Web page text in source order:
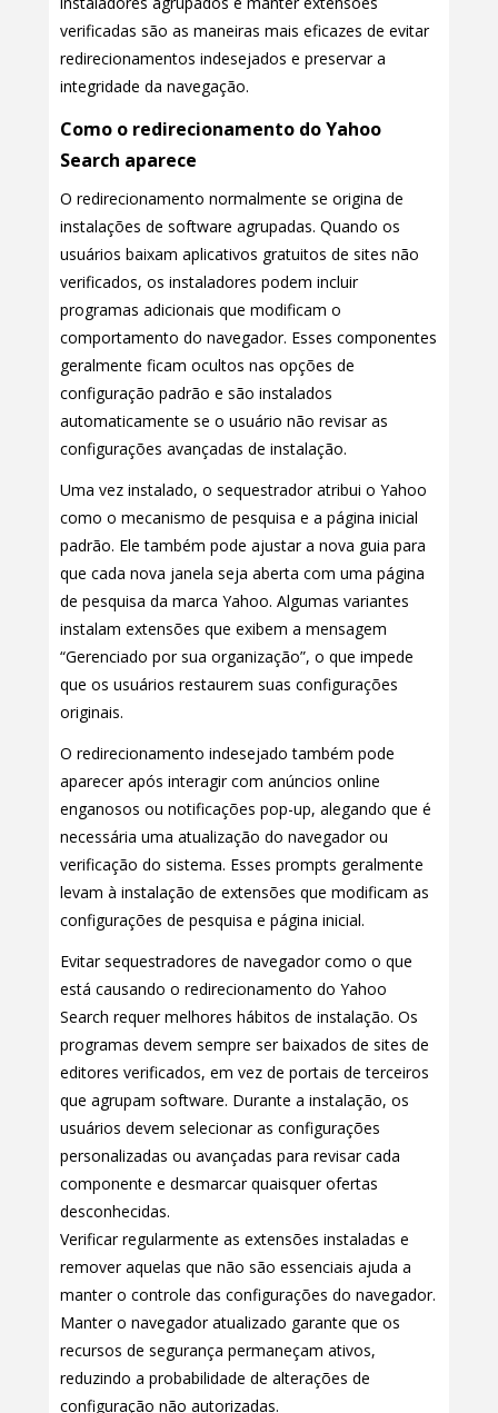
verificadas são as maneiras mais eficazes de evitar
redirecionamentos indesejados e preservar a
integridade da navegação.
Como o redirecionamento do Yahoo
Search aparece
O redirecionamento normalmente se origina de
instalações de software agrupadas. Quando os
usuários baixam aplicativos gratuitos de sites não
verificados, os instaladores podem incluir
programas adicionais que modificam o
comportamento do navegador. Esses componentes
geralmente ficam ocultos nas opções de
configuração padrão e são instalados
automaticamente se o usuário não revisar as
configurações avançadas de instalação.
Uma vez instalado, o sequestrador atribui o Yahoo
como o mecanismo de pesquisa e a página inicial
padrão. Ele também pode ajustar a nova guia para
que cada nova janela seja aberta com uma página
de pesquisa da marca Yahoo. Algumas variantes
instalam extensões que exibem a mensagem
“Gerenciado por sua organização”, o que impede
que os usuários restaurem suas configurações
originais.
O redirecionamento indesejado também pode
aparecer após interagir com anúncios online
enganosos ou notificações pop-up, alegando que é
necessária uma atualização do navegador ou
verificação do sistema. Esses prompts geralmente
levam à instalação de extensões que modificam as
configurações de pesquisa e página inicial.
Evitar sequestradores de navegador como o que
está causando o redirecionamento do Yahoo
Search requer melhores hábitos de instalação. Os
programas devem sempre ser baixados de sites de
editores verificados, em vez de portais de terceiros
que agrupam software. Durante a instalação, os
usuários devem selecionar as configurações
personalizadas ou avançadas para revisar cada
componente e desmarcar quaisquer ofertas
desconhecidas.
Verificar regularmente as extensões instaladas e
remover aquelas que não são essenciais ajuda a
manter o controle das configurações do navegador.
Manter o navegador atualizado garante que os
recursos de segurança permaneçam ativos,
reduzindo a probabilidade de alterações de
configuração não autorizadas.